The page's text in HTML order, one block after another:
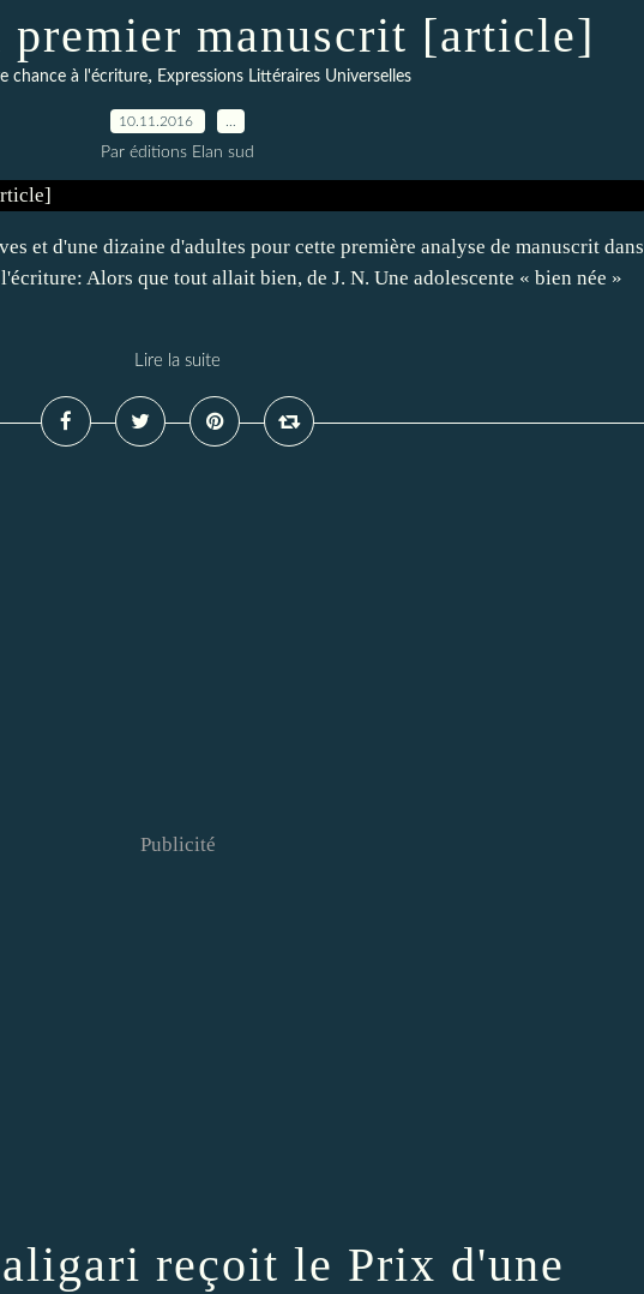
premier manuscrit [article]
chance à l'écriture, Expressions Littéraires Universelles
10.11.2016
Par éditions Elan sud
et d'une dizaine d'adultes pour cette première analyse de manuscrit dans
Alors que tout allait bien, de J. N. Une adolescente « bien née »
Lire la suite
Publicité
reçoit le Prix d'une